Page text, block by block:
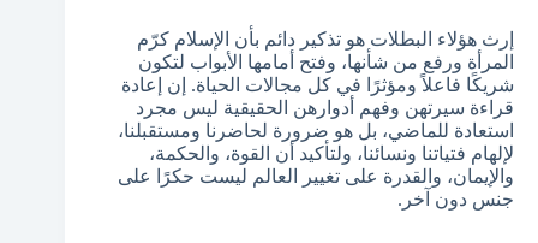
إرث هؤلاء البطلات هو تذكير دائم بأن الإسلام كرّم
المرأة ورفع من شأنها، وفتح أمامها الأبواب لتكون
شريكًا فاعلاً ومؤثرًا في كل مجالات الحياة. إن إعادة
قراءة سيرتهن وفهم أدوارهن الحقيقية ليس مجرد
استعادة للماضي، بل هو ضرورة لحاضرنا ومستقبلنا،
لإلهام فتياتنا ونسائنا، ولتأكيد أن القوة، والحكمة،
والإيمان، والقدرة على تغيير العالم ليست حكرًا على
جنس دون آخر.